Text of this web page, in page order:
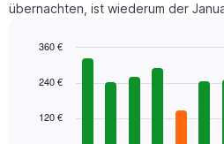
übernachten, ist wiederum der
chart
bars.
graphic.
120 €
240 €
360 €